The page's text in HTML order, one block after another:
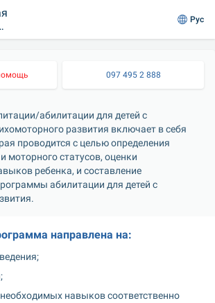
Рус
097 495 2 888
абилитации для детей с
развития включает в себя
проводится с целью определения
моторного статусов, оценки
ребенка, и составление
абилитации для детей с
направлена на:
навыков соответственно